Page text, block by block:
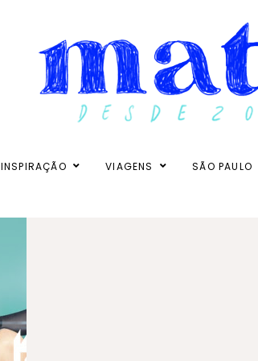
INSPIRAÇÃO VIAGENS SÃO PAULO